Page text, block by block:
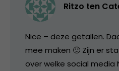
Ritzo ten
Nice – deze getallen.
mee maken 🙂 Zijn er
over welke social media